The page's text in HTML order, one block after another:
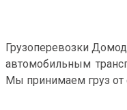
Грузоперевозки
автомобильным
Мы принимаем груз от